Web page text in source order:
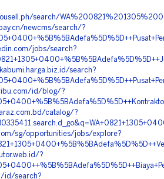
search/
newcms/search/?
jobs/search?
search?
id/blog/?
catalog/?
sg/opportunities/jobs/explore?
?
id/search?